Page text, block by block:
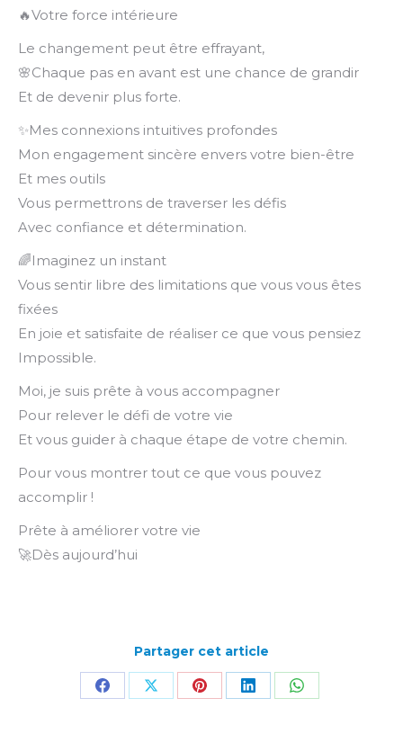
🔥Votre force intérieure
Le changement peut être effrayant,
🌸Chaque pas en avant est une chance de grandir
Et de devenir plus forte.
✨Mes connexions intuitives profondes
Mon engagement sincère envers votre bien-être
Et mes outils
Vous permettrons de traverser les défis
Avec confiance et détermination.
🌈Imaginez un instant
Vous sentir libre des limitations que vous vous êtes
fixées
En joie et satisfaite de réaliser ce que vous pensiez
Impossible.
Moi, je suis prête à vous accompagner
Pour relever le défi de votre vie
Et vous guider à chaque étape de votre chemin.
Pour vous montrer tout ce que vous pouvez
accomplir !
Prête à améliorer votre vie
🚀Dès aujourd’hui
Partager cet article
PartagerPartagerPartagerPartagerPartager